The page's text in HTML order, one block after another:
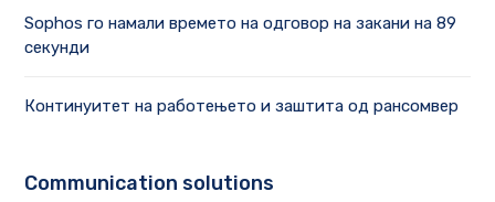
Sophos го намали времето на одговор на закани на 89
секунди
Континуитет на работењето и заштита од рансомвер
Communication solutions